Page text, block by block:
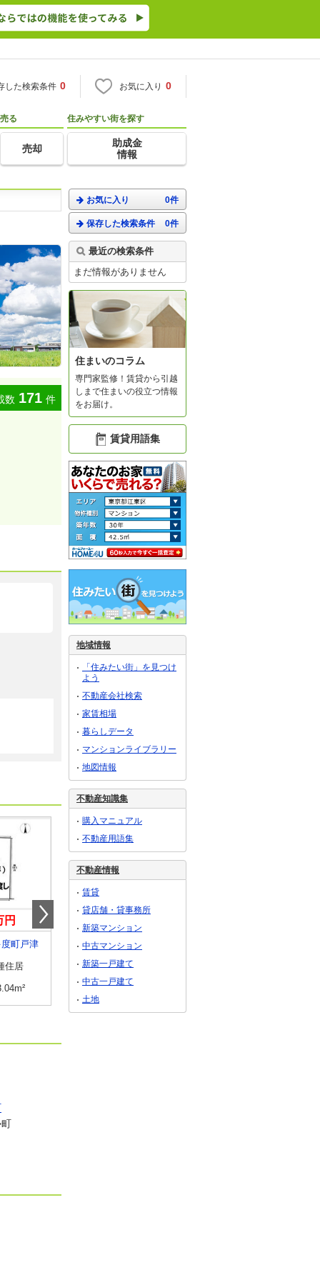
した検索条件 0 お気に入り 0
売る
売却
住みやすい街を探す
助成金
情報
数 171 件
円
町戸津
住居
三重県鈴鹿市長太旭町３
用途地域 １種住居
土地面積 610.64m²
お気に入り 0件
保存した検索条件 0件
最近の検索条件
まだ情報がありません
住まいのコラム
専門家監修！賃貸から引越
しまで住まいの役立つ情報
をお届け。
賃貸用語集
地域情報
「住みたい街」を見つけ
よう
不動産会社検索
家賃相場
暮らしデータ
マンションライブラリー
地図情報
不動産知識集
購入マニュアル
不動産用語集
不動産情報
賃貸
貸店舗・貸事務所
新築マンション
中古マンション
新築一戸建て
中古一戸建て
土地